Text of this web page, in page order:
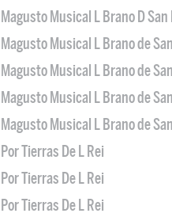
Magusto Musical L Brano D
Magusto Musical L Brano de
Magusto Musical L Brano de
Magusto Musical L Brano de
Magusto Musical L Brano de
Por Tierras De L Rei
Por Tierras De L Rei
Por Tierras De L Rei